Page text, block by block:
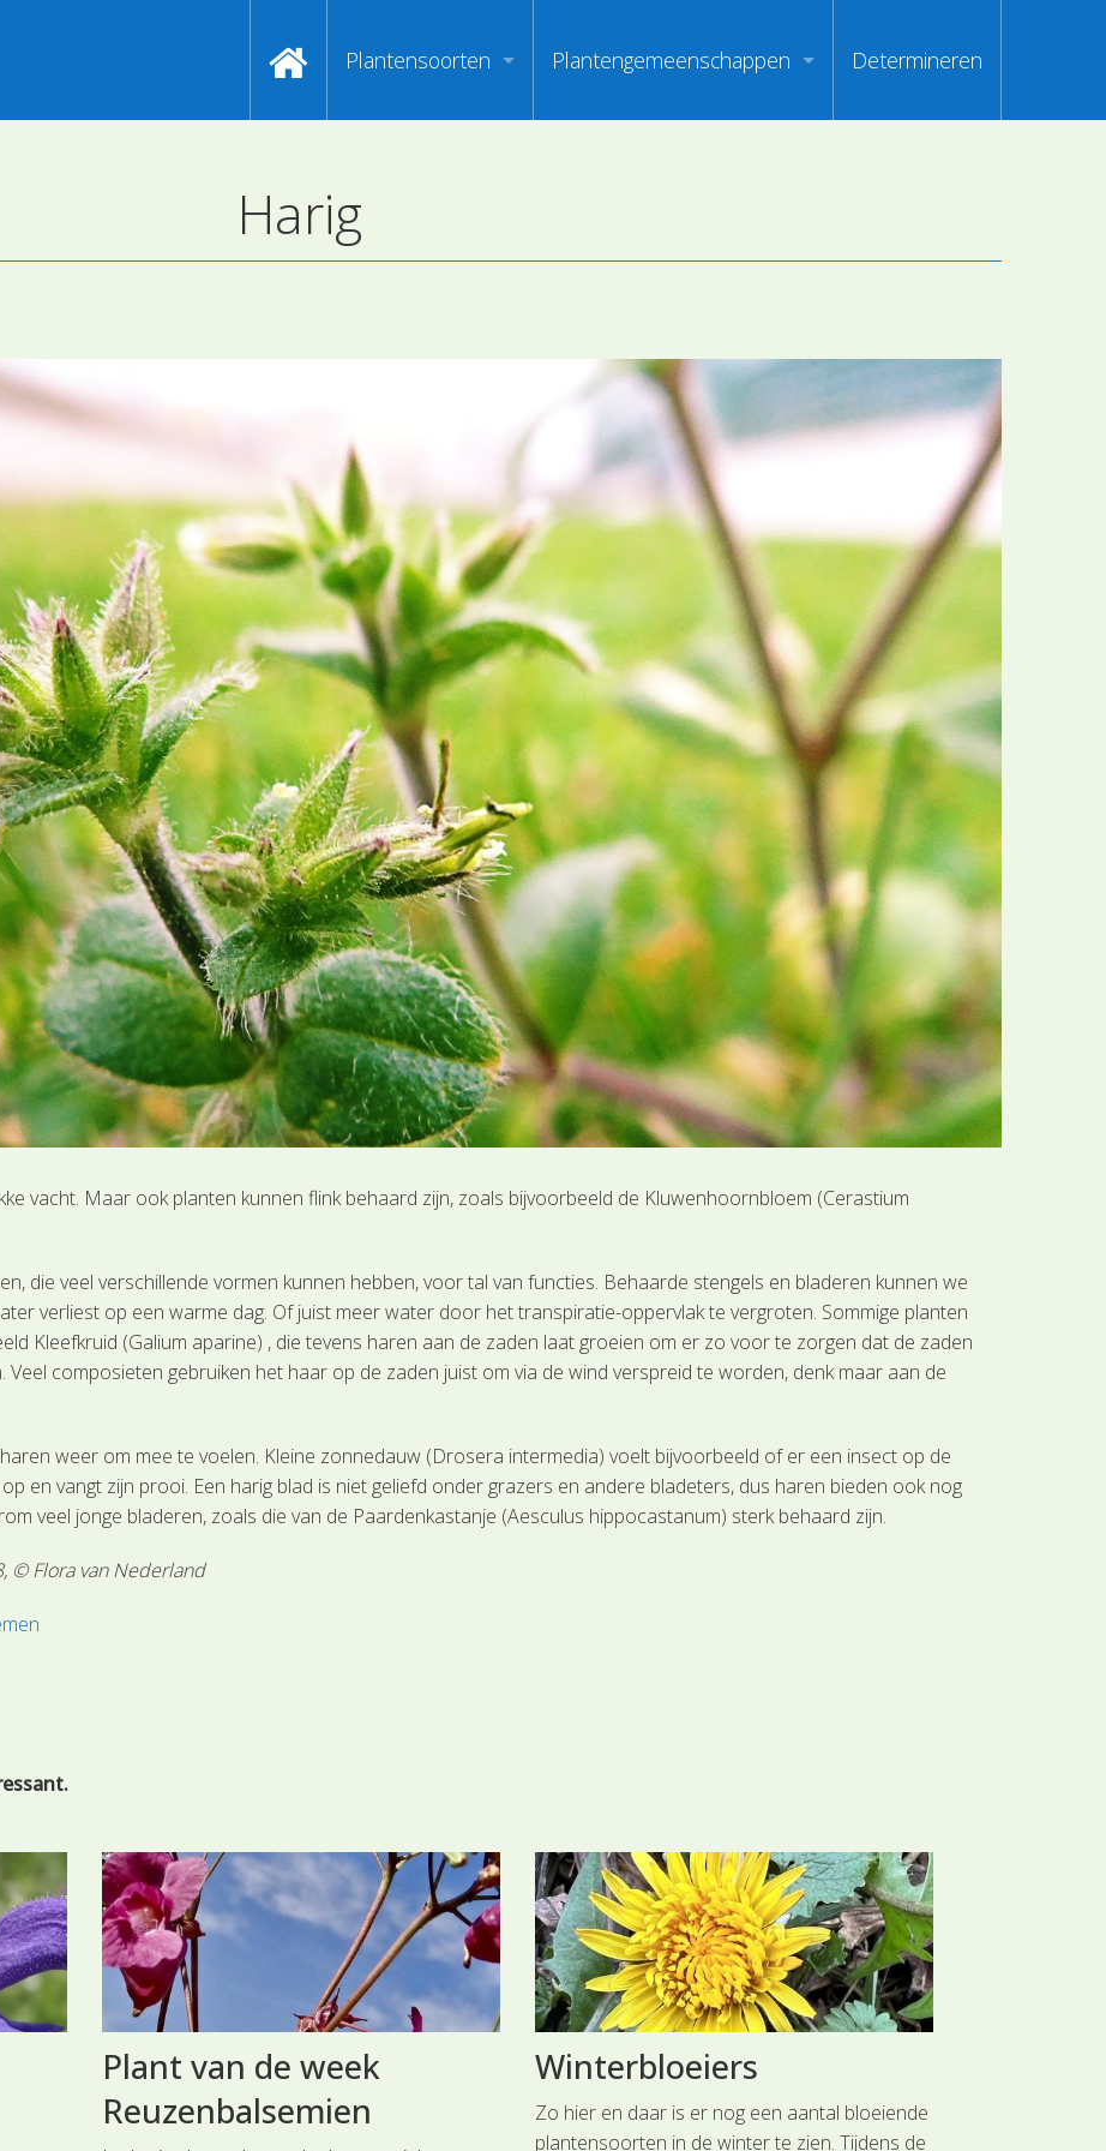
Plantensoorten
Index van plantenpaspoorten
Hoofdgroepen plantensoorten
Zoeken op kleur
Plantengemeenschappen
Maanden van optimale herkenbaarheid
Determineren
Harig
vacht. Maar ook planten kunnen flink behaard zijn, zoals bijvoorbeeld de Kluwenhoornbloem (Cerastium
die veel verschillende vormen kunnen hebben, voor tal van functies. Behaarde stengels en bladeren kunnen we
verliest op een warme dag. Of juist meer water door het transpiratie-oppervlak te vergroten. Sommige planten
Kleefkruid (Galium aparine) , die tevens haren aan de zaden laat groeien om er zo voor te zorgen dat de zaden
Veel composieten gebruiken het haar op de zaden juist om via de wind verspreid te worden, denk maar aan de
weer om mee te voelen. Kleine zonnedauw (Drosera intermedia) voelt bijvoorbeeld of er een insect op de
en vangt zijn prooi. Een harig blad is niet geliefd onder grazers en andere bladeters, dus haren bieden ook nog
veel jonge bladeren, zoals die van de Paardenkastanje (Aesculus hippocastanum) sterk behaard zijn.
© Flora van Nederland
Plant van de week
Reuzenbalsemien
Winterbloeiers
Zo hier en daar is er nog een aantal bloeiende
plantensoorten in de winter te zien. Tijdens de